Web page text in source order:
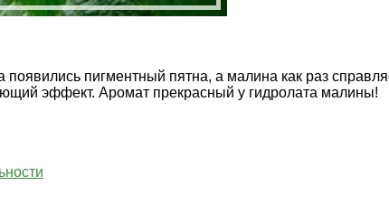
появились пигментный пятна, а малина как раз
эффект. Аромат прекрасный у гидролата малины!